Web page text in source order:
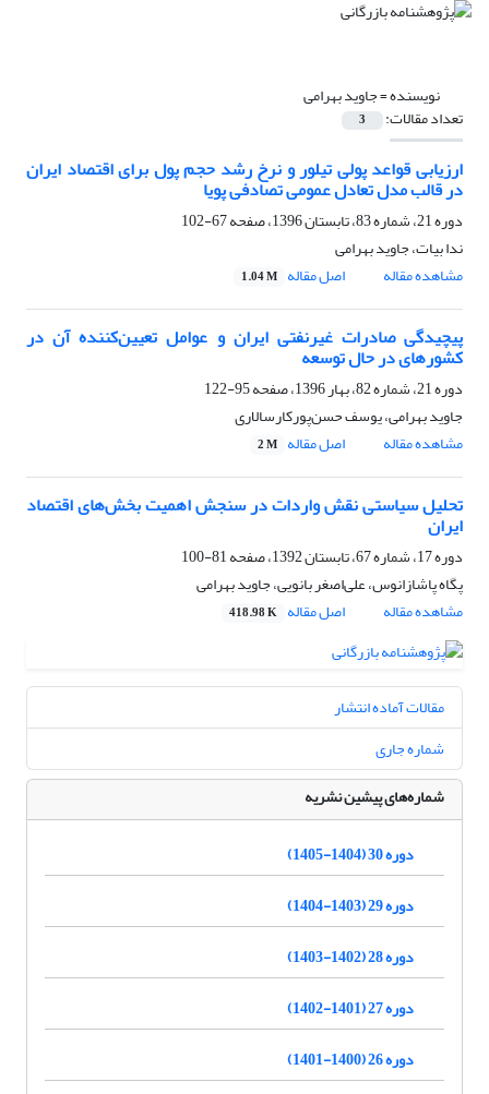
نویسنده =جاوید بهرامی
تعداد مقالات: 3
ارزیابی قواعد پولی تیلور و نرخ رشد حجم پول برای اقتصاد ایران
در قالب مدل تعادل عمومی تصادفی پویا
دوره 21، شماره 83، تابستان 1396، صفحه
67-102
ندا بیات، جاوید بهرامی
مشاهده مقاله
اصل مقاله 1.04 M
پیچیدگی صادرات غیرنفتی ایران و عوامل تعیین‌کننده آن در
کشورهای در حال توسعه
دوره 21، شماره 82، بهار 1396، صفحه
95-122
جاوید بهرامی، یوسف حسن‌پورکارسالاری
مشاهده مقاله
اصل مقاله 2 M
تحلیل سیاستی نقش واردات در سنجش اهمیت بخش‌های اقتصاد
ایران
دوره 17، شماره 67، تابستان 1392، صفحه
81-100
پگاه پاشازانوس، علی‌اصغر بانویی، جاوید بهرامی
مشاهده مقاله
اصل مقاله 418.98 K
مقالات آماده انتشار
شماره جاری
شماره‌های پیشین نشریه
دوره 30 (1404-1405)
دوره 29 (1403-1404)
دوره 28 (1402-1403)
دوره 27 (1401-1402)
دوره 26 (1400-1401)